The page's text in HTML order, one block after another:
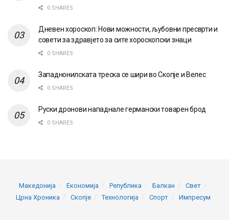
0 SHARES
Дневен хороскоп: Нови можности, љубовни пресврти и
совети за здравјето за сите хороскопски знаци
0 SHARES
Западнонилската треска се шири во Скопје и Велес
0 SHARES
Руски дронови нападнале германски товарен брод
0 SHARES
Македонија Економија Република Балкан
Свет
Црна Хроника
Скопје Технологија Спорт Импресум